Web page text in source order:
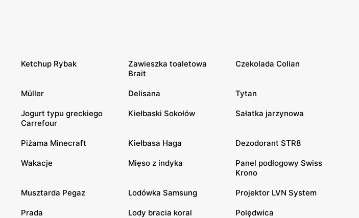
Ketchup Rybak
Zawieszka toaletowa
Brait
Czekolada Colian
Müller Delisana Tytan
Jogurt typu greckiego
Carrefour
Kiełbaski Sokołów Sałatka jarzynowa
Piżama Minecraft Kiełbasa Haga Dezodorant STR8
Wakacje Mięso z indyka
Panel podłogowy Swiss
Krono
Musztarda Pegaz Lodówka Samsung Projektor LVN System
Prada Lody bracia koral Polędwica